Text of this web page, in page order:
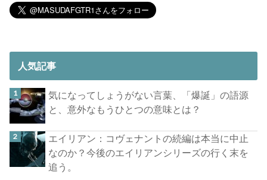
人気記事
気になってしょうがない言葉、「爆誕」の語源
と、意外なもうひとつの意味とは？
エイリアン：コヴェナントの続編は本当に中止
なのか？今後のエイリアンシリーズの行く末を
追う。